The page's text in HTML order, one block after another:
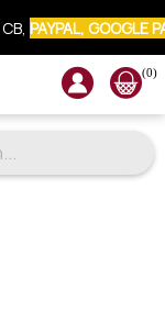
PAYPAL, GOOGLE
SUR VOTRE (0)